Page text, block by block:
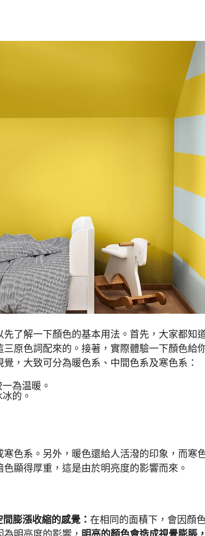
了解一下顏色的基本用法。首先，大家都知
原色詞配來的。接著，實際體驗一下顏色給
，大致可分為暖色系、中間色系及寒色系：
為温暖。
的。
色系。另外，暖色還給人活潑的印象，而寒
顯得厚重，這是由於明亮度的影響而來。
間膨漲收縮的感覺：在相同的面積下，會因顔